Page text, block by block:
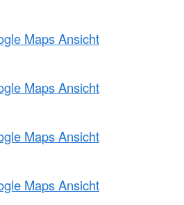
Maps Ansicht
Maps Ansicht
Maps Ansicht
Maps Ansicht